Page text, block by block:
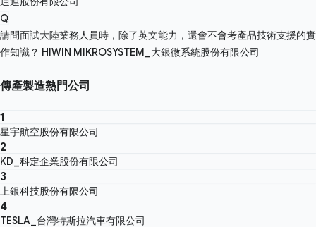
Q
請問面試大陸業務人員時，除了英文能力，還會不會考產品技術支援的實
作知識？ HIWIN MIKROSYSTEM_大銀微系統股份有限公司
傳產製造熱門公司
1
星宇航空股份有限公司
2
KD_科定企業股份有限公司
3
上銀科技股份有限公司
4
TESLA_台灣特斯拉汽車有限公司